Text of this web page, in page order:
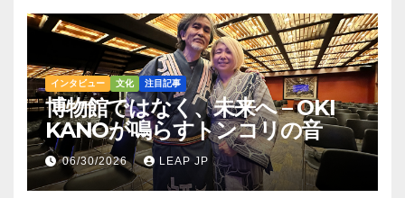
インタビュー 文化 注目記事
博物館ではなく、未来へ – OKI
KANOが鳴らすトンコリの音
06/30/2026 LEAP JP